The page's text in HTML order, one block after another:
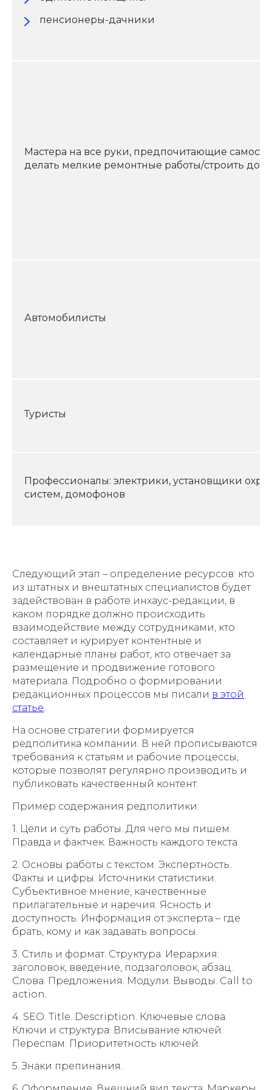
пенсионеры-дачники
Мастера на все руки, предпочитающие
делать мелкие ремонтные работы/строить дом
Автомобилисты
Туристы
Профессионалы: электрики, установщики
систем, домофонов
Следующий этап – определение ресурсов: кто
из штатных и внештатных специалистов будет
задействован в работе инхаус-редакции, в
каком порядке должно происходить
взаимодействие между сотрудниками, кто
составляет и курирует контентные и
календарные планы работ, кто отвечает за
размещение и продвижение готового
материала. Подробно о формировании
редакционных процессов мы писали в этой
статье.
На основе стратегии формируется
редполитика компании. В ней прописываются
требования к статьям и рабочие процессы,
которые позволят регулярно производить и
публиковать качественный контент.
Пример содержания редполитики:
1. Цели и суть работы. Для чего мы пишем.
Правда и фактчек. Важность каждого текста.
2. Основы работы с текстом. Экспертность.
Факты и цифры. Источники статистики.
Субъективное мнение, качественные
прилагательные и наречия. Ясность и
доступность. Информация от эксперта – где
брать, кому и как задавать вопросы.
3. Стиль и формат. Структура. Иерархия:
заголовок, введение, подзаголовок, абзац.
Слова. Предложения. Модули. Выводы. Call to
action.
4. SEO. Title. Description. Ключевые слова.
Ключи и структура. Вписывание ключей.
Переспам. Приоритетность ключей.
5. Знаки препинания.